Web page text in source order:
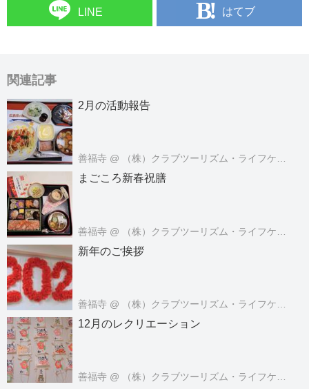
LINE はてブ
関連記事
2月の活動報告
善福寺 @ （株）クラブツーリズム・ライフケアサービス
まごころ新春祝膳
善福寺 @ （株）クラブツーリズム・ライフケアサービス
新年のご挨拶
善福寺 @ （株）クラブツーリズム・ライフケアサービス
12月のレクリエーション
善福寺 @ （株）クラブツーリズム・ライフケアサービス